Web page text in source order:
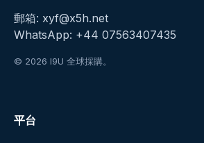
郵箱: xyf@x5h.net
WhatsApp: +44 07563407435
© 2026 I9U 全球採購。
平台